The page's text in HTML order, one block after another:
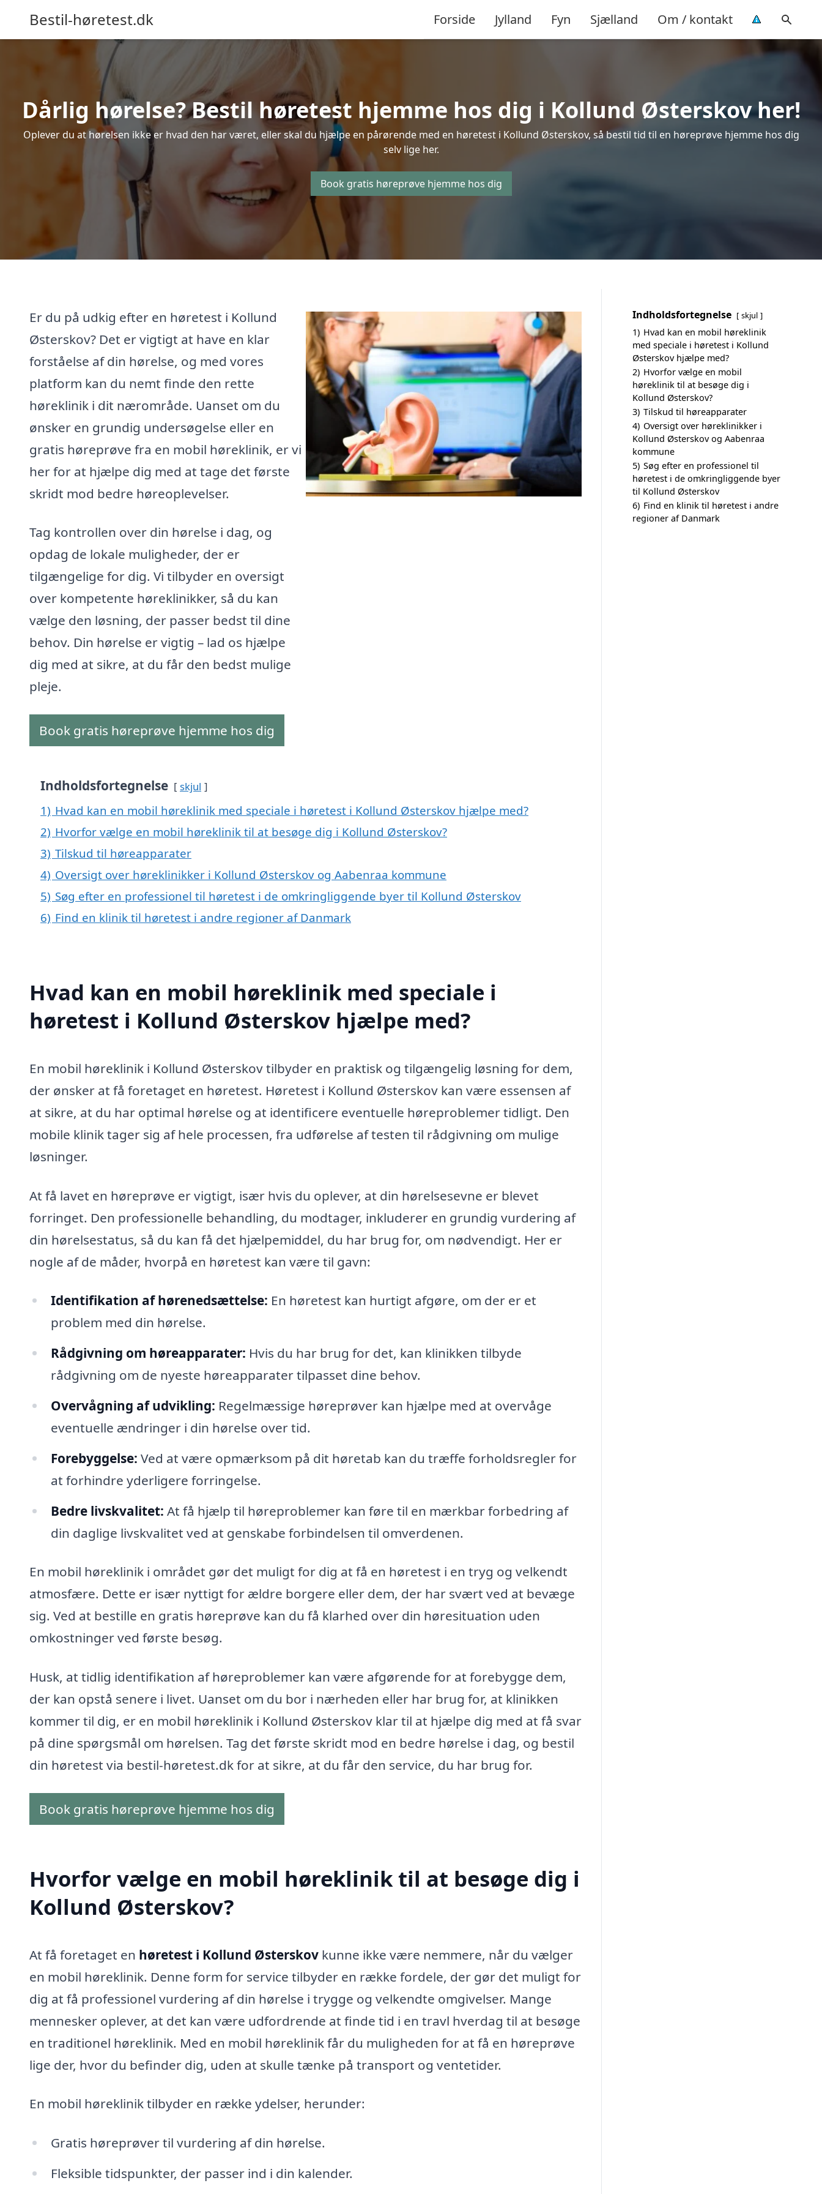
Bestil-høretest.dk Forside Jylland Fyn Sjælland Om / kontakt
Dårlig hørelse? Bestil høretest hjemme hos dig i Kollund Østerskov her!
Oplever du at hørelsen ikke er hvad den har været, eller skal du hjælpe en pårørende med en høretest i Kollund Østerskov, så bestil tid til en høreprøve hjemme hos dig
selv lige her.
Book gratis høreprøve hjemme hos dig
Er du på udkig efter en høretest i Kollund
Østerskov? Det er vigtigt at have en klar
forståelse af din hørelse, og med vores
platform kan du nemt finde den rette
høreklinik i dit nærområde. Uanset om du
ønsker en grundig undersøgelse eller en
gratis høreprøve fra en mobil høreklinik, er vi
her for at hjælpe dig med at tage det første
skridt mod bedre høreoplevelser.
Tag kontrollen over din hørelse i dag, og
opdag de lokale muligheder, der er
tilgængelige for dig. Vi tilbyder en oversigt
over kompetente høreklinikker, så du kan
vælge den løsning, der passer bedst til dine
behov. Din hørelse er vigtig – lad os hjælpe
dig med at sikre, at du får den bedst mulige
pleje.
Book gratis høreprøve hjemme hos dig
Indholdsfortegnelse skjul
1) Hvad kan en mobil høreklinik med speciale i høretest i Kollund Østerskov hjælpe med?
2) Hvorfor vælge en mobil høreklinik til at besøge dig i Kollund Østerskov?
3) Tilskud til høreapparater
4) Oversigt over høreklinikker i Kollund Østerskov og Aabenraa kommune
5) Søg efter en professionel til høretest i de omkringliggende byer til Kollund Østerskov
6) Find en klinik til høretest i andre regioner af Danmark
Hvad kan en mobil høreklinik med speciale i
høretest i Kollund Østerskov hjælpe med?
En mobil høreklinik i Kollund Østerskov tilbyder en praktisk og tilgængelig løsning for dem,
der ønsker at få foretaget en høretest. Høretest i Kollund Østerskov kan være essensen af
at sikre, at du har optimal hørelse og at identificere eventuelle høreproblemer tidligt. Den
mobile klinik tager sig af hele processen, fra udførelse af testen til rådgivning om mulige
løsninger.
At få lavet en høreprøve er vigtigt, især hvis du oplever, at din hørelsesevne er blevet
forringet. Den professionelle behandling, du modtager, inkluderer en grundig vurdering af
din hørelsestatus, så du kan få det hjælpemiddel, du har brug for, om nødvendigt. Her er
nogle af de måder, hvorpå en høretest kan være til gavn:
Identifikation af hørenedsættelse: En høretest kan hurtigt afgøre, om der er et
problem med din hørelse.
Rådgivning om høreapparater: Hvis du har brug for det, kan klinikken tilbyde
rådgivning om de nyeste høreapparater tilpasset dine behov.
Overvågning af udvikling: Regelmæssige høreprøver kan hjælpe med at overvåge
eventuelle ændringer i din hørelse over tid.
Forebyggelse: Ved at være opmærksom på dit høretab kan du træffe forholdsregler for
at forhindre yderligere forringelse.
Bedre livskvalitet: At få hjælp til høreproblemer kan føre til en mærkbar forbedring af
din daglige livskvalitet ved at genskabe forbindelsen til omverdenen.
En mobil høreklinik i området gør det muligt for dig at få en høretest i en tryg og velkendt
atmosfære. Dette er især nyttigt for ældre borgere eller dem, der har svært ved at bevæge
sig. Ved at bestille en gratis høreprøve kan du få klarhed over din høresituation uden
omkostninger ved første besøg.
Husk, at tidlig identifikation af høreproblemer kan være afgørende for at forebygge dem,
der kan opstå senere i livet. Uanset om du bor i nærheden eller har brug for, at klinikken
kommer til dig, er en mobil høreklinik i Kollund Østerskov klar til at hjælpe dig med at få svar
på dine spørgsmål om hørelsen. Tag det første skridt mod en bedre hørelse i dag, og bestil
din høretest via bestil-høretest.dk for at sikre, at du får den service, du har brug for.
Book gratis høreprøve hjemme hos dig
Hvorfor vælge en mobil høreklinik til at besøge dig i
Kollund Østerskov?
At få foretaget en høretest i Kollund Østerskov kunne ikke være nemmere, når du vælger
en mobil høreklinik. Denne form for service tilbyder en række fordele, der gør det muligt for
dig at få professionel vurdering af din hørelse i trygge og velkendte omgivelser. Mange
mennesker oplever, at det kan være udfordrende at finde tid i en travl hverdag til at besøge
en traditionel høreklinik. Med en mobil høreklinik får du muligheden for at få en høreprøve
lige der, hvor du befinder dig, uden at skulle tænke på transport og ventetider.
En mobil høreklinik tilbyder en række ydelser, herunder:
Gratis høreprøver til vurdering af din hørelse.
Fleksible tidspunkter, der passer ind i din kalender.
Indholdsfortegnelse skjul
1) Hvad kan en mobil høreklinik
med speciale i høretest i Kollund
Østerskov hjælpe med?
2) Hvorfor vælge en mobil
høreklinik til at besøge dig i
Kollund Østerskov?
3) Tilskud til høreapparater
4) Oversigt over høreklinikker i
Kollund Østerskov og Aabenraa
kommune
5) Søg efter en professionel til
høretest i de omkringliggende byer
til Kollund Østerskov
6) Find en klinik til høretest i andre
regioner af Danmark